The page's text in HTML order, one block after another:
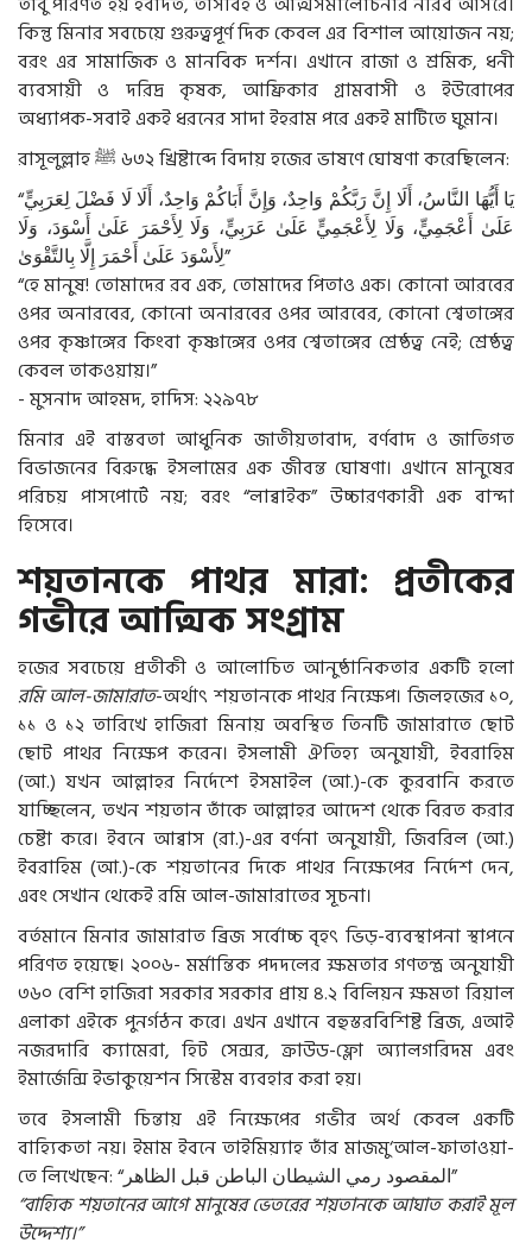
কিন্তু মিনার সবচেয়ে গুরুত্বপূর্ণ দিক কেবল এর বিশাল আয়োজন নয়;
বরং এর সামাজিক ও মানবিক দর্শন। এখানে রাজা ও শ্রমিক, ধনী
ব্যবসায়ী ও দরিদ্র কৃষক, আফ্রিকার গ্রামবাসী ও ইউরোপের
অধ্যাপক-সবাই একই ধরনের সাদা ইহরাম পরে একই মাটিতে ঘুমান।
রাসূলুল্লাহﷺ৬৩২ খ্রিষ্টাব্দে বিদায় হজের ভাষণে ঘোষণা করেছিলেন:
“
يَا أَيُّهَا النَّاسُ، أَلَاإِنَّ رَبَّكُمْ وَاحِدٌ، وَإِنَّ أَبَاكُمْ وَاحِدٌ، أَلَالَا فَضْلَلِعَرَبِيٍّ
عَلَىٰ أَعْجَمِيٍّ، وَلَا لِأَعْجَمِيٍّ عَلَىٰ عَرَبِيٍّ، وَلَا لِأَحْمَرَ عَلَىٰ أَسْوَدَ، وَلَا
لِأَسْوَدَ عَلَىٰأَحْمَرَ إِلَّابِالتَّقْوَىٰ
”
“হে মানুষ! তোমাদের রব এক, তোমাদের পিতাও এক। কোনো আরবের
ওপর অনারবের, কোনো অনারবের ওপর আরবের, কোনো শ্বেতাঙ্গের
ওপর কৃষ্ণাঙ্গের কিংবা কৃষ্ণাঙ্গের ওপর শ্বেতাঙ্গের শ্রেষ্ঠত্ব নেই; শ্রেষ্ঠত্ব
কেবল তাকওয়ায়।”
- মুসনাদ আহমদ, হাদিস: ২২৯৭৮
মিনার এই বাস্তবতা আধুনিক জাতীয়তাবাদ, বর্ণবাদ ও জাতিগত
বিভাজনের বিরুদ্ধে ইসলামের এক জীবন্ত ঘোষণা। এখানে মানুষের
পরিচয় পাসপোর্টে নয়; বরং “লাব্বাইক” উচ্চারণকারী এক বান্দা
হিসেবে।
শয়তানকে পাথর মারা: প্রতীকের
গভীরে আত্মিক সংগ্রাম
হজের সবচেয়ে প্রতীকী ও আলোচিত আনুষ্ঠানিকতার একটি হলো
রমি আল-জামারাত-অর্থাৎ শয়তানকে পাথর নিক্ষেপ। জিলহজের ১০,
১১ ও ১২ তারিখে হাজিরা মিনায় অবস্থিত তিনটি জামারাতে ছোট
ছোট পাথর নিক্ষেপ করেন। ইসলামী ঐতিহ্য অনুযায়ী, ইবরাহিম
(আ.) যখন আল্লাহর নির্দেশে ইসমাইল (আ.)-কে কুরবানি করতে
যাচ্ছিলেন, তখন শয়তান তাঁকে আল্লাহর আদেশ থেকে বিরত করার
চেষ্টা করে। ইবনে আব্বাস (রা.)-এর বর্ণনা অনুযায়ী, জিবরিল (আ.)
ইবরাহিম (আ.)-কে শয়তানের দিকে পাথর নিক্ষেপের নির্দেশ দেন,
এবং সেখান থেকেই রমি আল-জামারাতের সূচনা।
বর্তমানে মিনার জামারাত ব্রিজ সর্বোচ্চ বৃহৎ ভিড়-ব্যবস্থাপনা স্থাপনে
পরিণত হয়েছে। ২০০৬- মর্মান্তিক পদদলের ক্ষমতার গণতন্ত্র অনুযায়ী
৩৬০ বেশি হাজিরা সরকার সরকার প্রায় ৪.২ বিলিয়ন ক্ষমতা রিয়াল
এলাকা এইকে পুনর্গঠন করে। এখন এখানে বহুস্তরবিশিষ্ট ব্রিজ, এআই
নজরদারি ক্যামেরা, হিট সেন্সর, ক্রাউড-ফ্লো অ্যালগরিদম এবং
ইমার্জেন্সি ইভাকুয়েশন সিস্টেম ব্যবহার করা হয়।
তবে ইসলামী চিন্তায় এই নিক্ষেপের গভীর অর্থ কেবল একটি
বাহ্যিকতা নয়। ইমাম ইবনে তাইমিয়্যাহ তাঁর মাজমু‘আল-ফাতাওয়া-
তে লিখেছেন: “
المقصود رمي الشيطان الباطن قبل الظاهر
”
“বাহ্যিক শয়তানের আগে মানুষের ভেতরের শয়তানকে আঘাত করাই মূল
উদ্দেশ্য।”